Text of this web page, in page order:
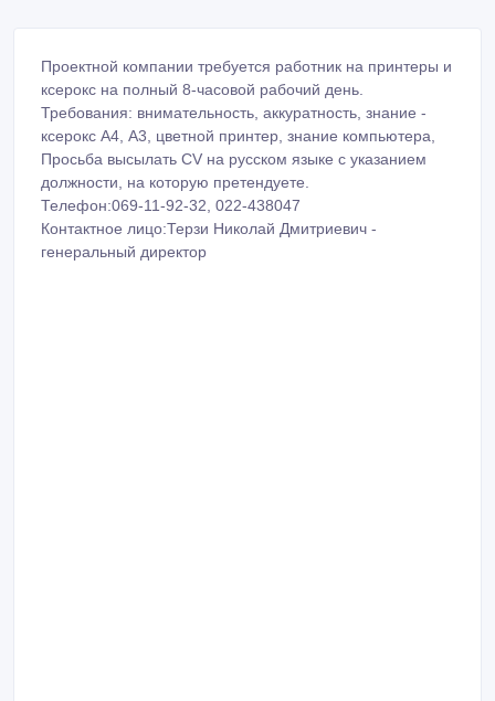
Проектной компании требуется работник на принтеры и
ксерокс на полный 8-часовой рабочий день.
Требования: внимательность, аккуратность, знание -
ксерокс А4, А3, цветной принтер, знание компьютера,
Просьба высылать CV на русском языке с указанием
должности, на которую претендуете.
Телефон:069-11-92-32, 022-438047
Контактное лицо:Терзи Николай Дмитриевич -
генеральный директор